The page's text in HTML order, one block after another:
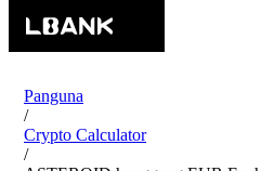
Panguna
/
Crypto Calculator
/